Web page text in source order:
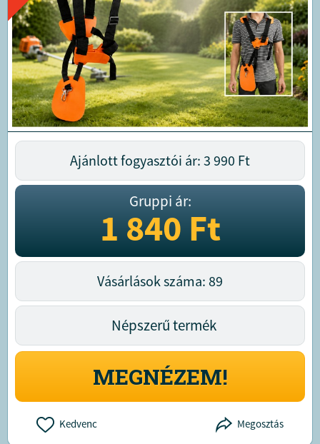
Ajánlott fogyasztói ár: 3 990 Ft
Gruppi ár:
1 840Ft
Vásárlások száma: 89
Népszerű termék
MEGNÉZEM!
Kedvenc Megosztás